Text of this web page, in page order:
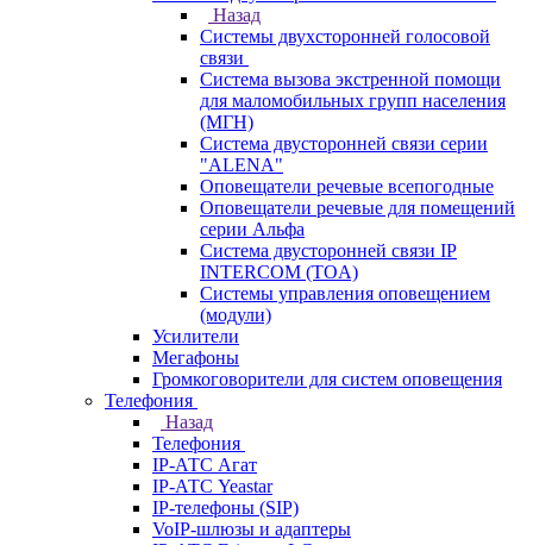
Назад
Системы двухсторонней голосовой
связи
Система вызова экстренной помощи
для маломобильных групп населения
(МГН)
Система двусторонней связи серии
"ALENA"
Оповещатели речевые всепогодные
Оповещатели речевые для помещений
серии Альфа
Система двусторонней связи IP
INTERCOM (TOA)
Системы управления оповещением
(модули)
Усилители
Мегафоны
Громкоговорители для систем оповещения
Телефония
Назад
Телефония
IP-АТС Агат
IP-АТС Yeastar
IP-телефоны (SIP)
VoIP-шлюзы и адаптеры